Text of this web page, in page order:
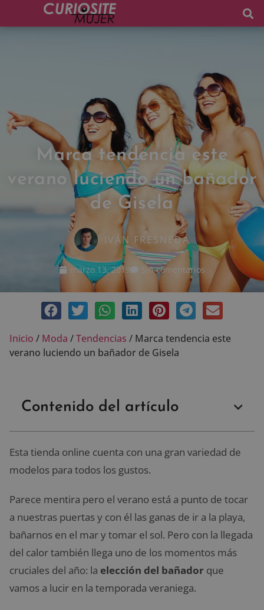
Marca tendencia este
verano luciendo un bañador
de Gisela
IVÁN FRESNEDA
marzo 13, 2019 Sin comentarios
Inicio / Moda /Tendencias / Marca tendencia este
verano luciendo un bañador de Gisela
Contenido del artículo
Esta tienda online cuenta con una gran variedad de
modelos para todos los gustos.
Parece mentira pero el verano está a punto de tocar
a nuestras puertas y con él las ganas de ir a la playa,
bañarnos en el mar y tomar el sol. Pero con la llegada
del calor también llega uno de los momentos más
cruciales del año: la elección del bañador que
vamos a lucir en la temporada veraniega.